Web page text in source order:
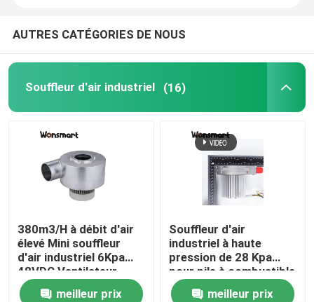
Souffleur de machine à coussin d'air
Blouse à haute pression en courant continu
Souffleur à air de 12 V
Ventilateur de soufflage 24 V
Ventilateur de soufflage de 48 V
AUTRES CATÉGORIES DE NOUS
Souffleur d'air industriel (16)
380m3/H à débit d'air
élevé Mini souffleur
d'air industriel 6Kpa
48VDC Ventilateur
centrifuge sans balai
meilleur prix
Souffleur d'air
industriel à haute
pression de 28 Kpa
pour pile à combustible
de 10 kW
meilleur prix